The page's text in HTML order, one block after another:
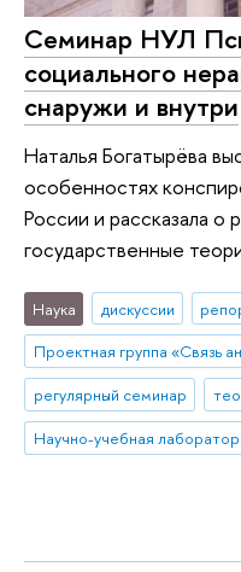
Cеминар НУЛ
социального
снаружи и внутри
Наталья Богатырёва
особенностях
России и рассказала о
государственные
Наука дискуссии
регулярный семинар